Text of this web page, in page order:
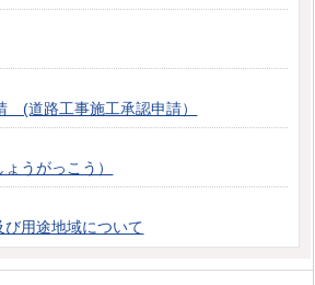
(道路工事施工承認申請）
うがっこう）
用途地域について